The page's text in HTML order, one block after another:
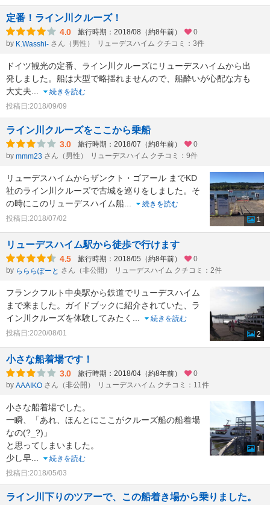
定番！ライン川クルーズ！
4.0 旅行時期：2018/08（約8年前）
0
by K.Wasshi- さん（男性） リューデスハイム クチコミ：3件
ドイツ観光の定番、ライン川クルーズにリューデスハイムから出
発しました。船は大型で略揺れませんので、船酔いが心配な方も
大丈夫...
続きを読む
投稿日:2018/09/09
ライン川クルーズをここから乗船
3.0 旅行時期：2018/07（約8年前）
0
by mmm23 さん（男性） リューデスハイム クチコミ：9件
リューデスハイムからザンクト・ゴアール までKD
社のライン川クルーズで古城を巡りをしました。そ
の時にこのリューデスハイム船...
続きを読む
投稿日:2018/07/02
1
リューデスハイム駅から徒歩で行けます
4.5 旅行時期：2018/05（約8年前）
0
by らららぽーと さん（非公開） リューデスハイム クチコミ：2件
フランクフルト中央駅から鉄道でリューデスハイム
まで来ました。ガイドブックに紹介されていた、ラ
イン川クルーズを体験してみたく ...
続きを読む
投稿日:2020/08/01
2
小さな船着場です！
3.0 旅行時期：2018/04（約8年前）
0
by AAAIKO さん（非公開） リューデスハイム クチコミ：11件
小さな船着場でした。
一瞬、「あれ、ほんとにここがクルーズ船の船着場
なの(?_?)」
と思ってしまいました。
少し早...
続きを読む
投稿日:2018/05/03
1
ライン川下りのツアーで、この船着き場から乗りました。